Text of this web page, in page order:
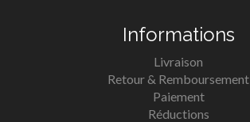
Informations
Livraison
Retour & Remboursement
Paiement
Réductions